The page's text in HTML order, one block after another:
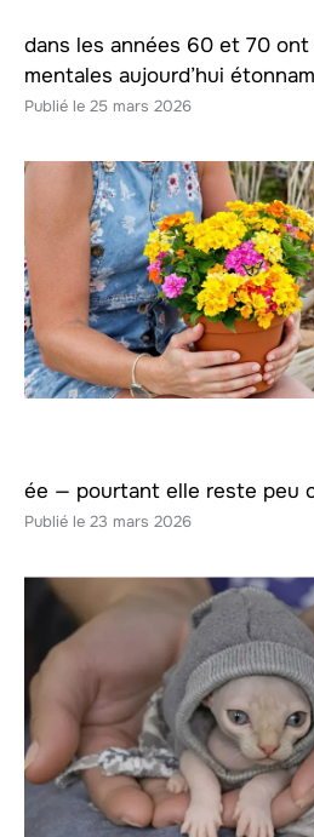
dans les années 60 et 70
mentales aujourd’hui
25 mars 2026
ée — pourtant elle reste peu
23 mars 2026